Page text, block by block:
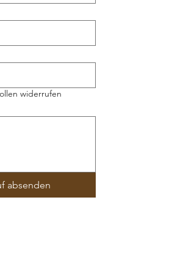
widerrufen
absenden